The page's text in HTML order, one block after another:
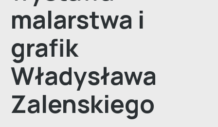
malarstwa i
grafik
Władysława
Zalenskiego